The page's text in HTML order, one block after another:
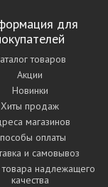
для
товаров
Акции
Новинки
Хиты продаж
магазинов
оплаты
и самовывоз
товара надлежащего
качества